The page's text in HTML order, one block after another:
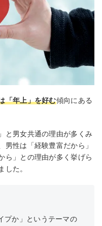
「年上」を好む傾向にある
と男女共通の理由が多くみ
男性は「経験豊富だから」
ら」との理由が多く挙げら
した。
プか」というテーマの